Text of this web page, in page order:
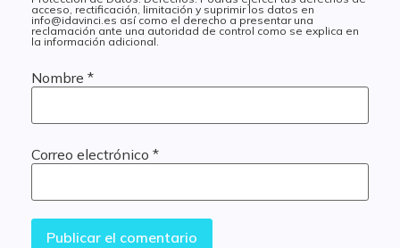
acceso, rectificación, limitación y suprimir los datos en
info@idavinci.es así como el derecho a presentar una
reclamación ante una autoridad de control como se explica en
la información adicional.
Nombre *
Correo electrónico *